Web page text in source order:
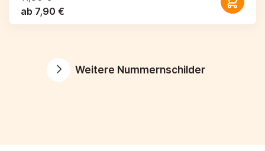
ab 7,90 €
Weitere Nummernschilder